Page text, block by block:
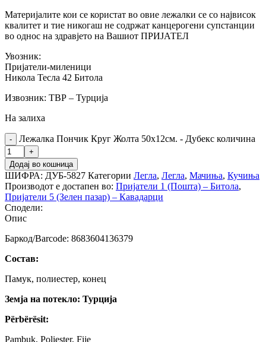
Материјалите кои се користат во овие лежалки се со највисок
квалитет и тие никогаш не содржат канцерогени супстанции
во однос на здравјето на Вашиот ПРИЈАТЕЛ
Увозник:
Пријатели-миленици
Никола Тесла 42 Битола
Извозник: ТВР – Турција
На залиха
Лежалка Пончик Круг Жолта 50х12см. - Дубекс количина
Додај во кошница
ШИФРА: ДУБ-5827 Категории Легла, Легла, Мачиња, Кучиња
Производот е достапен во: Пријатели 1 (Пошта) – Битола,
Пријатели 5 (Зелен пазар) – Кавадарци
Сподели:
Опис
Баркод/Barcode: 8683604136379
Состав:
Памук, полиестер, конец
Земја на потекло: Турција
Përbërësit:
Pambuk, Poliester, Fije